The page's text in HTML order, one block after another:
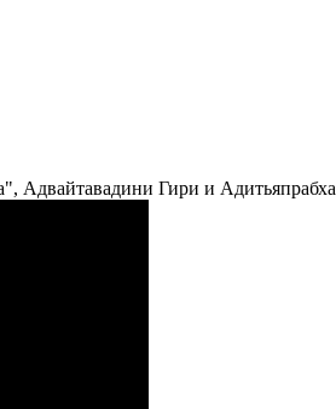
Адвайтавадини Гири и Адитьяпрабха